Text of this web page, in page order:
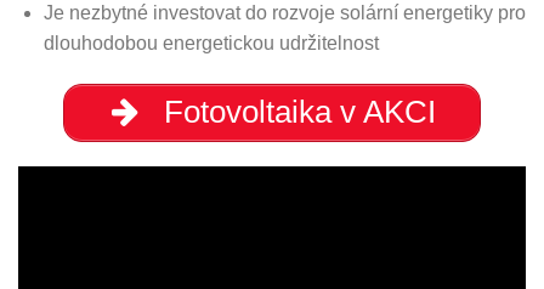
Je nezbytné investovat do rozvoje solární energetiky pro
dlouhodobou energetickou udržitelnost
Fotovoltaika v AKCI